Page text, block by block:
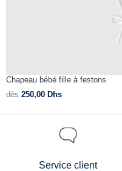
Chapeau bébé fille à festons
dès 250,00 Dhs
Service client